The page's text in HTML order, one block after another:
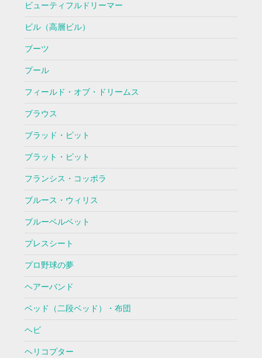
ビューティフルドリーマー
ビル（高層ビル）
ブーツ
プール
フィールド・オブ・ドリームス
ブラウス
ブラッド・ピット
ブラット・ピット
フランシス・コッポラ
ブルース・ウィリス
ブルーベルベット
プレスシート
プロ野球の夢
ヘアーバンド
ベッド（二段ベッド）・布団
ヘビ
ヘリコプター